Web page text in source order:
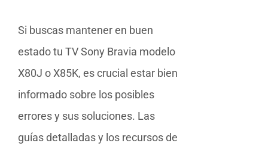
Si buscas mantener en buen
estado tu TV Sony Bravia modelo
X80J o X85K, es crucial estar bien
informado sobre los posibles
errores y sus soluciones. Las
guías detalladas y los recursos de